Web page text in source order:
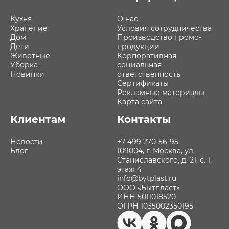
Кухня
Хранение
Дом
Дети
Животные
Уборка
Новинки
О нас
Условия сотрудничества
Производство промо-
продукции
Корпоративная
социальная
ответственность
Сертификаты
Рекламные материалы
Карта сайта
Клиентам
Новости
Блог
Контакты
+7 499 270-56-95
109004, г. Москва, ул.
Станиславского, д. 21, с. 1,
этаж 4
info@bytplast.ru
ООО «Бытпласт»
ИНН 5011018520
ОГРН 1035002350195